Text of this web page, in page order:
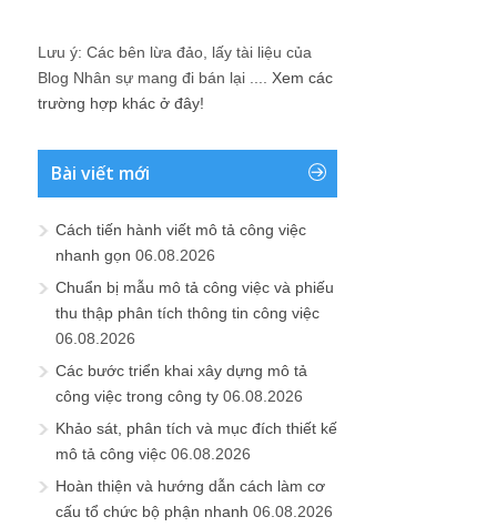
Lưu ý: Các bên lừa đảo, lấy tài liệu của
Blog Nhân sự mang đi bán lại .... Xem các
trường hợp khác ở đây!
Bài viết mới
Cách tiến hành viết mô tả công việc
nhanh gọn 06.08.2026
Chuẩn bị mẫu mô tả công việc và phiếu
thu thập phân tích thông tin công việc
06.08.2026
Các bước triển khai xây dựng mô tả
công việc trong công ty 06.08.2026
Khảo sát, phân tích và mục đích thiết kế
mô tả công việc 06.08.2026
Hoàn thiện và hướng dẫn cách làm cơ
cấu tổ chức bộ phận nhanh 06.08.2026